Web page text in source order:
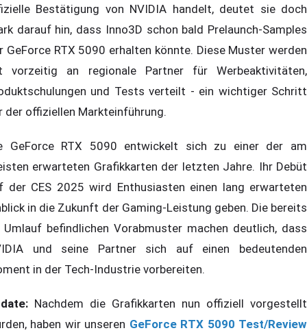
Bestätigung von NVIDIA handelt, deutet sie doch
darauf hin, dass Inno3D schon bald Prelaunch-Samples
GeForce RTX 5090 erhalten könnte. Diese Muster werden
vorzeitig an regionale Partner für Werbeaktivitäten,
und Tests verteilt - ein wichtiger Schritt
der offiziellen Markteinführung.
GeForce RTX 5090 entwickelt sich zu einer der am
erwarteten Grafikkarten der letzten Jahre. Ihr Debüt
der CES 2025 wird Enthusiasten einen lang erwarteten
in die Zukunft der Gaming-Leistung geben. Die bereits
Umlauf befindlichen Vorabmuster machen deutlich, dass
und seine Partner sich auf einen bedeutenden
in der Tech-Industrie vorbereiten.
Nachdem die Grafikkarten nun offiziell vorgestellt
haben wir unseren GeForce RTX 5090 Test/Review